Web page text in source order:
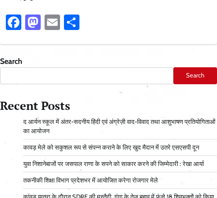
Facebook
Mastodon
Email
Search
Search
Recent Posts
द आर्यन स्कूल में अंतर-सदनीय हिंदी एवं अंग्रेज़ी वाद-विवाद तथा आशुभाषण प्रतियोगिताओं
का आयोजन
कावड़ मेले को सकुशल रूप से संपन्न कराने के लिए खुद मैदान में उतरे एसएसपी दून
युवा निशानेबाजों पर जसपाल राणा के सपने को साकार करने की जिम्मेदारी : रेखा आर्या
तकनीकी शिक्षा विभाग प्रदेशभर में आयोजित करेगा रोजगार मेले